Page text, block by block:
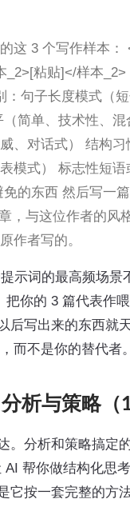
这 3 个写作样本：
_2>[粘贴]</样本
：句子长度模式（
简单、技术性、
、对话式） 结构习
模式） 标志性短
的东西 然后写一
，与这位作者的风
作者写的。
示词的最高频场景
把你的 3 篇代表作
后写出来的东西就
而不是你的替代者。
析与策略（
。分析和策略搞定
AI 帮你做结构化
它按一套完整的方